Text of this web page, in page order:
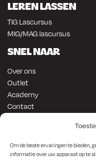
Om de beste ervaringen te bieden,
informatie over uw apparaat op te
LEREN LASSEN
TIG Lascursus
MIG/MAG lascursus
SNEL NAAR
Over ons
Outlet
Academy
Contact
ONLINE KOPEN
Lasapparatuur
Anti-roest producten